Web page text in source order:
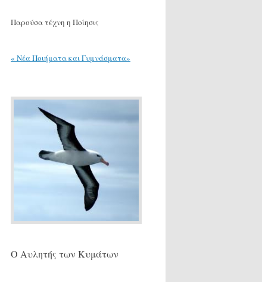
Παρούσα τέχνη η Ποίησις
« Νέα Ποιήματα και Γυμνάσματα»
Ο Αυλητής των Κυμάτων